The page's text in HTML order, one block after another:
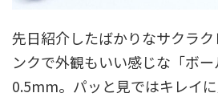
先日紹介したばかりなサクラ
ンクで外観もいい感じな「ボ
0.5mm。パッと見ではキレイ